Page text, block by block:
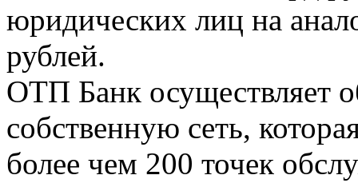
юридических лиц на
рублей.
ОТП Банк осуществляет
собственную сеть,
более чем 200 точек